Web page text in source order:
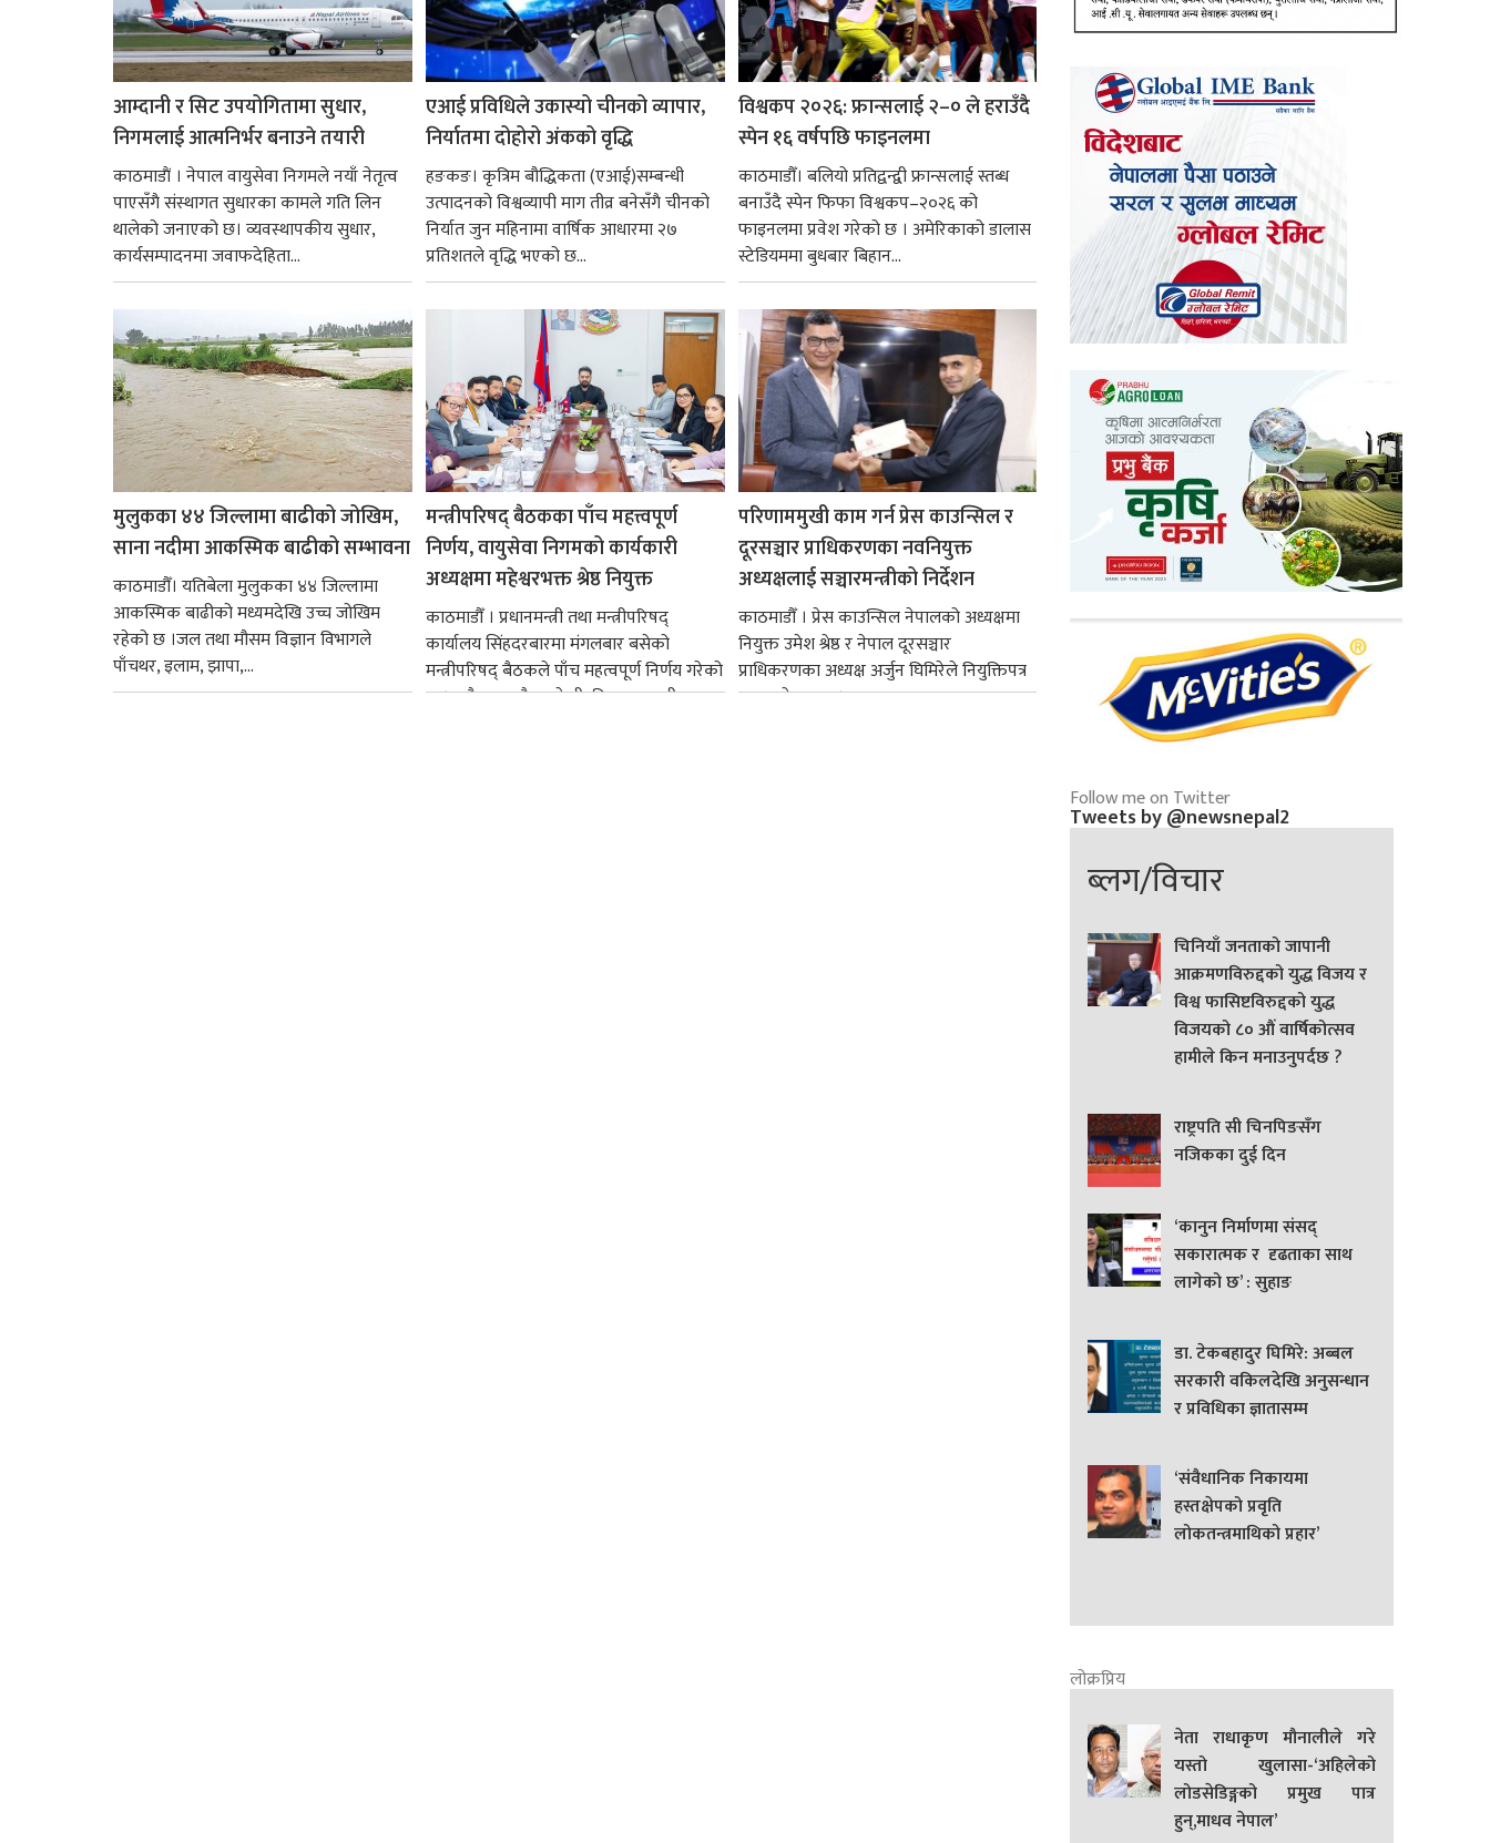
आम्दानी र सिट उपयोगितामा सुधार,
निगमलाई आत्मनिर्भर बनाउने तयारी
काठमाडाैं । नेपाल वायुसेवा निगमले नयाँ नेतृत्व
पाएसँगै संस्थागत सुधारका कामले गति लिन
थालेको जनाएको छ। व्यवस्थापकीय सुधार,
कार्यसम्पादनमा जवाफदेहिता...
एआई प्रविधिले उकास्यो चीनको व्यापार,
निर्यातमा दोहोरो अंकको वृद्धि
हङकङ। कृत्रिम बौद्धिकता (एआई)सम्बन्धी
उत्पादनको विश्वव्यापी माग तीव्र बनेसँगै चीनको
निर्यात जुन महिनामा वार्षिक आधारमा २७
प्रतिशतले वृद्धि भएको छ...
विश्वकप २०२६: फ्रान्सलाई २–० ले हराउँदै
स्पेन १६ वर्षपछि फाइनलमा
काठमाडौँ। बलियो प्रतिद्वन्द्वी फ्रान्सलाई स्तब्ध
बनाउँदै स्पेन फिफा विश्वकप–२०२६ को
फाइनलमा प्रवेश गरेको छ । अमेरिकाको डालास
स्टेडियममा बुधबार बिहान...
मुलुकका ४४ जिल्लामा बाढीको जोखिम,
साना नदीमा आकस्मिक बाढीको सम्भावना
काठमाडौँ। यतिबेला मुलुकका ४४ जिल्लामा
आकस्मिक बाढीको मध्यमदेखि उच्च जोखिम
रहेको छ ।जल तथा मौसम विज्ञान विभागले
पाँचथर, इलाम, झापा,...
मन्त्रीपरिषद् बैठकका पाँच महत्त्वपूर्ण
निर्णय, वायुसेवा निगमको कार्यकारी
अध्यक्षमा महेश्वरभक्त श्रेष्ठ नियुक्त
काठमाडौँ । प्रधानमन्त्री तथा मन्त्रीपरिषद्
कार्यालय सिंहदरबारमा मंगलबार बसेको
मन्त्रीपरिषद् बैठकले पाँच महत्वपूर्ण निर्णय गरेको
छ । यसैक्रममा बैडकले बीउबिजनसम्बन्धी...
परिणाममुखी काम गर्न प्रेस काउन्सिल र
दूरसञ्चार प्राधिकरणका नवनियुक्त
अध्यक्षलाई सञ्चारमन्त्रीको निर्देशन
काठमाडौँ । प्रेस काउन्सिल नेपालको अध्यक्षमा
नियुक्त उमेश श्रेष्ठ र नेपाल दूरसञ्चार
प्राधिकरणका अध्यक्ष अर्जुन घिमिरेले नियुक्तिपत्र
ग्रहण गरेका छन्।...
Follow me on Twitter
Tweets by @newsnepal2
ब्लग/विचार
चिनियाँ जनताको जापानी
आक्रमणविरुद्दको युद्ध विजय र
विश्व फासिष्टविरुद्दको युद्ध
विजयको ८० औं वार्षिकोत्सव
हामीले किन मनाउनुपर्दछ ?
राष्ट्रपति सी चिनपिङसँग
नजिकका दुई दिन
‘कानुन निर्माणमा संसद्
सकारात्मक र दृढताका साथ
लागेको छ’ : सुहाङ
डा. टेकबहादुर घिमिरे: अब्बल
सरकारी वकिलदेखि अनुसन्धान
र प्रविधिका ज्ञातासम्म
‘संवैधानिक निकायमा
हस्तक्षेपको प्रवृति
लोकतन्त्रमाथिको प्रहार’
लोक्रप्रिय
नेता राधाकृण मौनालीले गरे
यस्तो खुलासा-‘अहिलेको
लोडसेडिङ्गको प्रमुख पात्र
हुन्,माधव नेपाल’